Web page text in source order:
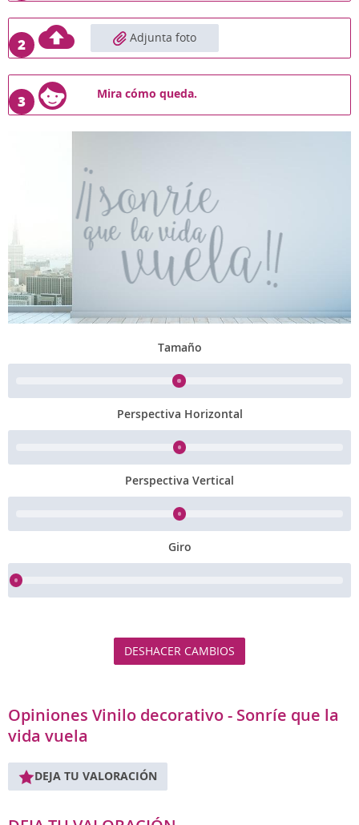
2 Adjunta foto
3 Mira cómo queda.
Tamaño
Perspectiva Horizontal
Perspectiva Vertical
Giro
DESHACER CAMBIOS
Opiniones Vinilo decorativo - Sonríe que la
vida vuela
DEJA TU VALORACIÓN